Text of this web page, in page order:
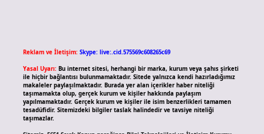
Reklam ve İletişim: Skype: live:.cid.575569c608265c69
Yasal Uyarı: Bu internet sitesi, herhangi bir marka, kurum veya şahıs şirketi
ile hiçbir bağlantısı bulunmamaktadır. Sitede yalnızca kendi hazırladığımız
makaleler paylaşılmaktadır. Burada yer alan içerikler haber niteliği
taşımamakta olup, gerçek kurum ve kişiler hakkında paylaşım
yapılmamaktadır. Gerçek kurum ve kişiler ile isim benzerlikleri tamamen
tesadüfidir. Sitemizdeki bilgiler taslak halindedir ve tavsiye niteliği
taşımazlar.